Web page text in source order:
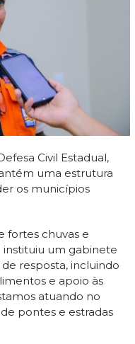
Civil Estadual,
uma estrutura
os municípios
fortes chuvas e
instituiu um gabinete
resposta, incluindo
e apoio às
atuando no
pontes e estradas